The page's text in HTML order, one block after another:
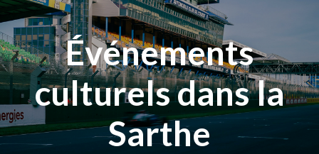
Événements
culturels dans la
Sarthe